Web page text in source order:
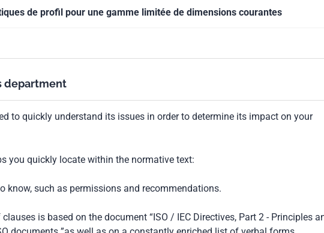
de profil pour une gamme limitée de dimensions courantes
department
to quickly understand its issues in order to determine its impact on your
you quickly locate within the normative text:
know, such as permissions and recommendations.
is based on the document “ISO / IEC Directives, Part 2 - Principles